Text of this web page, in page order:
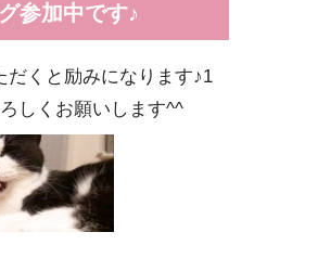
参加中です♪
だくと励みになります♪1
しくお願いします^^